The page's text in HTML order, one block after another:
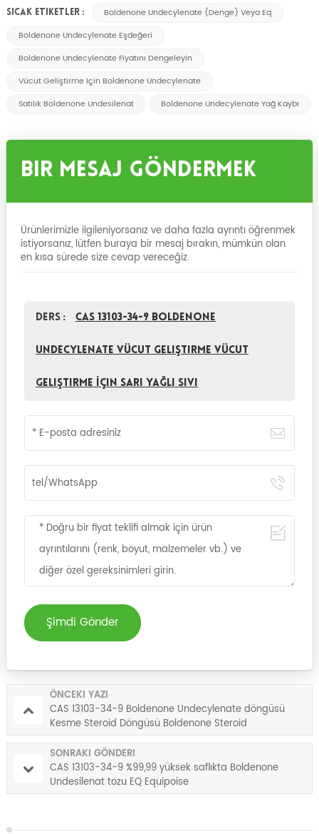
SICAK ETIKETLER :
Boldenone Undecylenate (denge) Veya Eq
Boldenone Undecylenate Eşdeğeri
Boldenone Undecylenate Fiyatını Dengeleyin
Vücut Geliştirme Için Boldenone Undecylenate
Satılık Boldenone Undesilenat
Boldenone Undecylenate Yağ Kaybı
Bir Mesaj Göndermek
Ürünlerimizle ilgileniyorsanız ve daha fazla ayrıntı öğrenmek
istiyorsanız, lütfen buraya bir mesaj bırakın, mümkün olan
en kısa sürede size cevap vereceğiz.
Ders : CAS 13103-34-9 Boldenone
Undecylenate vücut geliştirme Vücut
Geliştirme İçin Sarı Yağlı Sıvı
Şimdi Gönder
ÖNCEKI YAZI
CAS 13103-34-9 Boldenone Undecylenate döngüsü
Kesme Steroid Döngüsü Boldenone Steroid
SONRAKI GÖNDERI
CAS 13103-34-9 %99,99 yüksek saflıkta Boldenone
Undesilenat tozu EQ Equipoise